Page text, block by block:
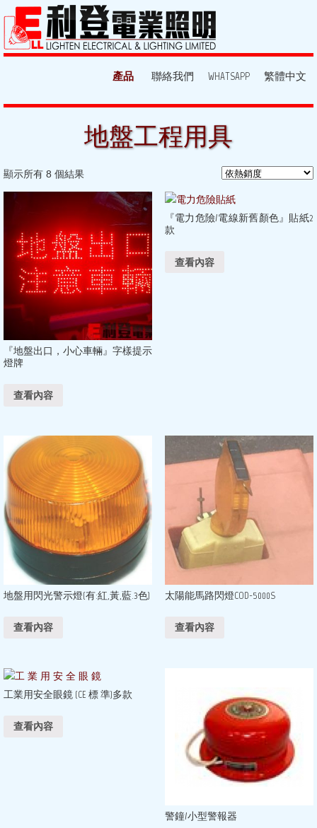
產品 聯絡我們 WHATSAPP 繁體中文
地盤工程用具
顯示所有 8 個結果
『地盤出口，小心車輛』字樣提示
燈牌
查看內容
『電力危險/電線新舊顏色』貼紙2
款
查看內容
地盤用閃光警示燈(有:紅,黃,藍.3色)
查看內容
太陽能馬路閃燈COD-5000S
查看內容
工業用安全眼鏡 (CE 標 準)多款
查看內容
警鐘/小型警報器